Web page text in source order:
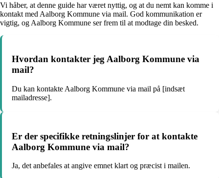
Vi håber, at denne guide har været nyttig, og at du nemt kan komme i
kontakt med Aalborg Kommune via mail. God kommunikation er
vigtig, og Aalborg Kommune ser frem til at modtage din besked.
Hvordan kontakter jeg Aalborg Kommune via
mail?
Du kan kontakte Aalborg Kommune via mail på [indsæt
mailadresse].
Er der specifikke retningslinjer for at kontakte
Aalborg Kommune via mail?
Ja, det anbefales at angive emnet klart og præcist i mailen.